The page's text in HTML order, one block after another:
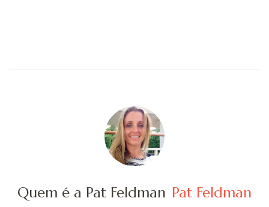
Quem é a Pat Feldman Pat Feldman